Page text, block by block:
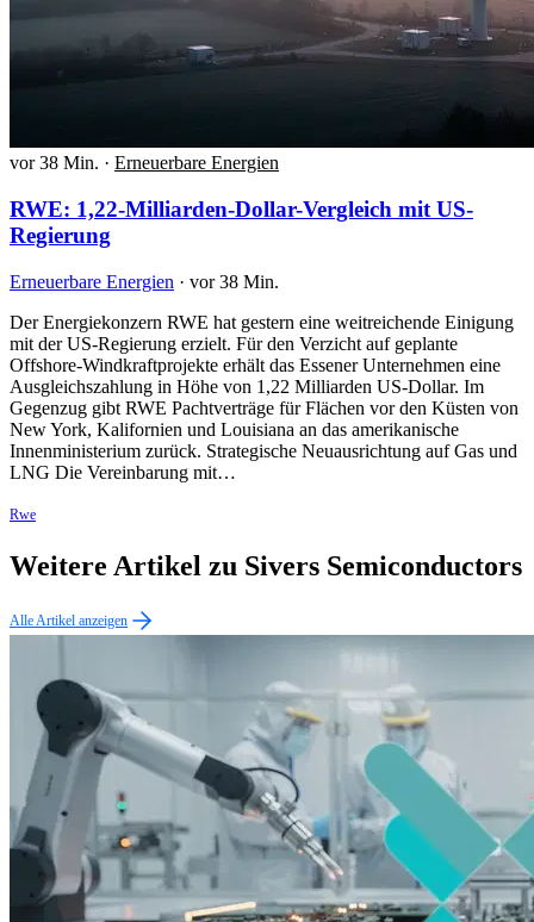
vor 38 Min. · Erneuerbare Energien
RWE: 1,22-Milliarden-Dollar-Vergleich mit US-
Regierung
Erneuerbare Energien · vor 38 Min.
Der Energiekonzern RWE hat gestern eine weitreichende Einigung
mit der US-Regierung erzielt. Für den Verzicht auf geplante
Offshore-Windkraftprojekte erhält das Essener Unternehmen eine
Ausgleichszahlung in Höhe von 1,22 Milliarden US-Dollar. Im
Gegenzug gibt RWE Pachtverträge für Flächen vor den Küsten von
New York, Kalifornien und Louisiana an das amerikanische
Innenministerium zurück. Strategische Neuausrichtung auf Gas und
LNG Die Vereinbarung mit…
Rwe
Weitere Artikel zu Sivers Semiconductors
Alle Artikel anzeigen